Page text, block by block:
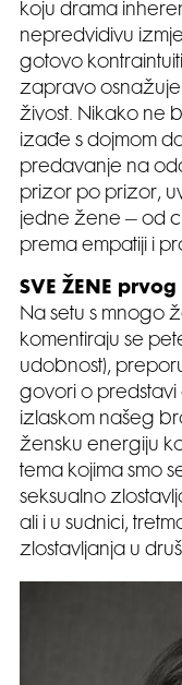
koju drama
nepredvidivu
gotovo
zapravo osnažuje
živost. Nikako ne
izađe s dojmom
predavanje na
prizor po prizor,
jedne žene – od
prema empatiji i
SVE ŽENE
Na setu s mnogo
komentiraju se
udobnost),
govori o predstavi
izlaskom našeg
žensku energiju
tema kojima smo
seksualno
ali i u sudnici,
zlostavljanja u